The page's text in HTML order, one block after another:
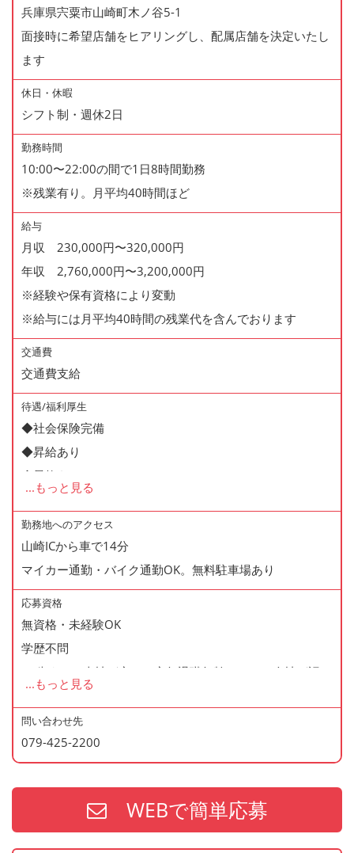
兵庫県宍粟市山崎町木ノ谷5-1
面接時に希望店舗をヒアリングし、配属店舗を決定いたし
ます
休日・休暇
シフト制・週休2日
勤務時間
10:00〜22:00の間で1日8時間勤務
※残業有り。月平均40時間ほど
給与
月収 230,000円〜320,000円
年収 2,760,000円〜3,200,000円
※経験や保有資格により変動
※給与には月平均40時間の残業代を含んでおります
交通費
交通費支給
待遇/福利厚生
◆社会保険完備
◆昇給あり
◆昇格あり
◆正社員登用制度あり
◆寸志あり
◆有給休暇あり
◆産休・育休あり
◆交通費支給
◆資格支援制度あり
◆マイカー通勤・バイク通勤OK
◆無料駐車場あり
◆まかない制度あり（1日1食・無料）
◆社内の表彰制度あり
◆再雇用制度あり
◆制服貸与
... もっと見る
勤務地へのアクセス
山崎ICから車で14分
マイカー通勤・バイク通勤OK。無料駐車場あり
応募資格
無資格・未経験OK
学歴不問
60歳まで（当社が定める定年退職年齢のため・会社が認め
た場合はこの限りではありません）
＜歓迎資格＞
・2年以上の勤務経験がある方
・調理師免許
... もっと見る
問い合わせ先
079-425-2200
WEBで簡単応募